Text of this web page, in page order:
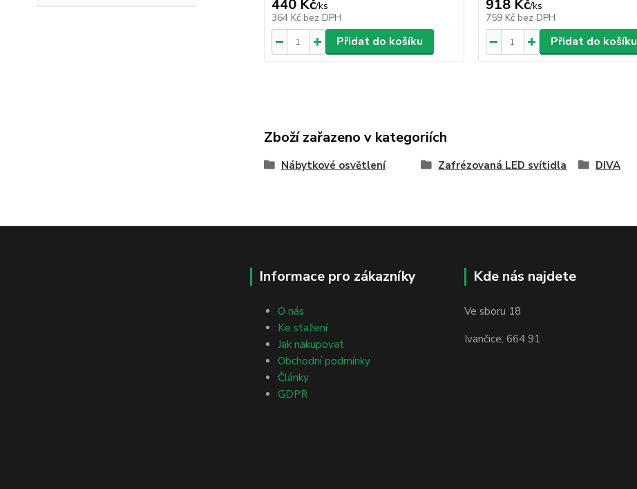
440 Kč/ks
364 Kč bez DPH
Přidat do košíku
918 Kč/ks
759 Kč bez DPH
Přidat do košíku
Zboží zařazeno v kategoriích
Nábytkové osvětlení Zafrézovaná LED svítidla DIVA
Informace pro zákazníky
O nás
Ke stažení
Jak nakupovat
Obchodní podmínky
Články
GDPR
Kde nás najdete
Ve sboru 18
Ivančice, 664 91